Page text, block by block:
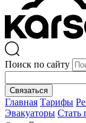
Поиск по сайту
Связаться
Главная Тарифы
Эвакуаторы Стать